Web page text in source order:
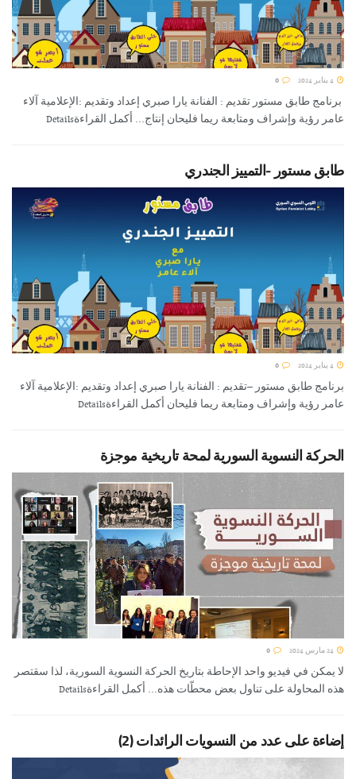
برنامج طابق مستور تقديم : الفنانة يارا صبري إعداد وتقديم :الإعلامية آلاء
عامر رؤية وإشراف ومتابعة ريما فليحان إنتاج... أكمل القراءةDetails
طابق مستور -التمييز الجندري
برنامج طابق مستور –تقديم : الفنانة يارا صبري إعداد وتقديم :الإعلامية آلاء
عامر رؤية وإشراف ومتابعة ريما فليحان أكمل القراءةDetails
الحركة النسوية السورية لمحة تاريخية موجزة
لا يمكن في فيديو واحد الإحاطة بتاريخ الحركة النسوية السورية، لذا سقتصر
هذه المحاولة على تناول بعض محطّات هذه... أكمل القراءةDetails
إضاءة على عدد من النسويات الرائدات (2)